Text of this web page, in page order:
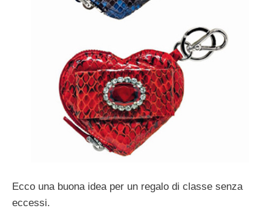
Ecco una buona idea per un regalo di classe senza
eccessi.